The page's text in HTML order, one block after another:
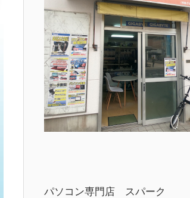
パソコン専門店 スパーク